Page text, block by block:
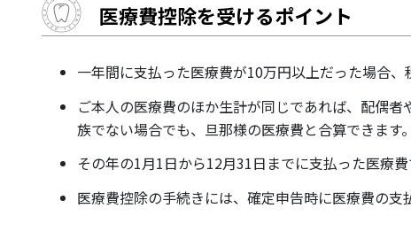
医療費控除を受けるポイント
一年間に支払った医療費が10万円以上だった場合、
ご本人の医療費のほか生計が同じであれば、配偶
族でない場合でも、旦那様の医療費と合算できます。
その年の1月1日から12月31日までに支払った医療費
医療費控除の手続きには、確定申告時に医療費の支